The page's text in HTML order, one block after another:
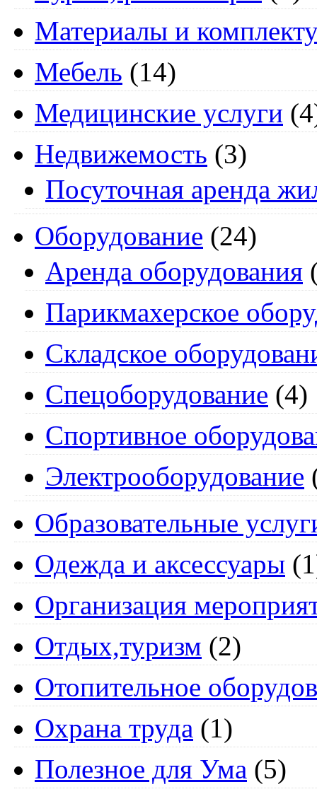
Материалы и
Мебель (14)
Медицинские услуги
Недвижемость (3)
Посуточная аренда
Оборудование (24)
Аренда оборудования
Парикмахерское
Складское
Спецоборудование (4)
Спортивное
Электрооборудование
Образовательные
Одежда и аксессуары
Организация
Отдых,туризм (2)
Отопительное
Охрана труда (1)
Полезное для Ума (5)